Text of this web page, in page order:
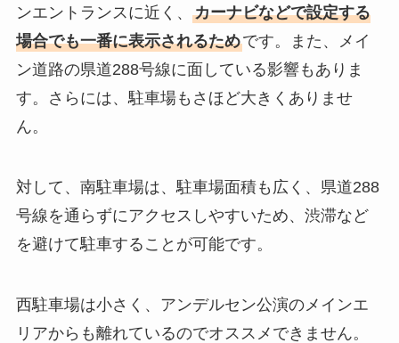
ンエントランスに近く、 カーナビなどで設定する
場合でも一番に表示されるためです。また、メイ
ン道路の県道288号線に面している影響もありま
す。さらには、駐車場もさほど大きくありませ
ん。
対して、南駐車場は、駐車場面積も広く、県道288
号線を通らずにアクセスしやすいため、渋滞など
を避けて駐車することが可能です。
西駐車場は小さく、アンデルセン公演のメインエ
リアからも離れているのでオススメできません。